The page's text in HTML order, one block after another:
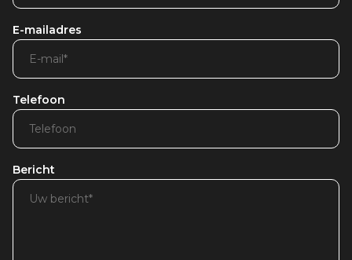
E-mailadres
Telefoon
Bericht